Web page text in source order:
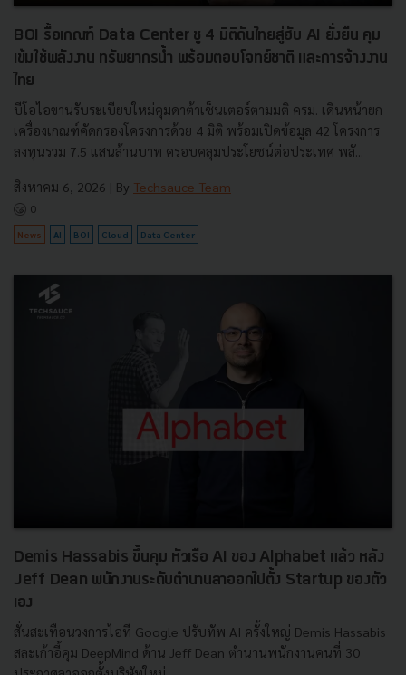
BOI รื้อเกณฑ์ Data Center ชู 4 มิติดันไทยสู่ฮับ AI ยั่งยืน คุม
เข้มใช้พลังงาน ทรัพยากรน้ำ พร้อมตอบโจทย์ชาติ และการจ้างงาน
ไทย
บีโอไอขานรับระเบียบใหม่คุมดาต้าเซ็นเตอร์ตามมติ ครม. เดินหน้ายก
เครื่องเกณฑ์คัดกรองโครงการด้วย 4 มิติ พร้อมเปิดข้อมูล 42 โครงการ
ลงทุนรวม 7.5 แสนล้านบาท ครอบคลุมประโยชน์ต่อประเทศ พลั...
สิงหาคม 6, 2026 | By Techsauce Team
0
News AI BOI Cloud Data Center
Demis Hassabis ขึ้นคุม หัวเรือ AI ของ Alphabet แล้ว หลัง
Jeff Dean พนักงานระดับตำนานลาออกไปตั้ง Startup ของตัว
เอง
สั่นสะเทือนวงการไอที Google ปรับทัพ AI ครั้งใหญ่ Demis Hassabis
สละเก้าอี้คุม DeepMind ด้าน Jeff Dean ตำนานพนักงานคนที่ 30